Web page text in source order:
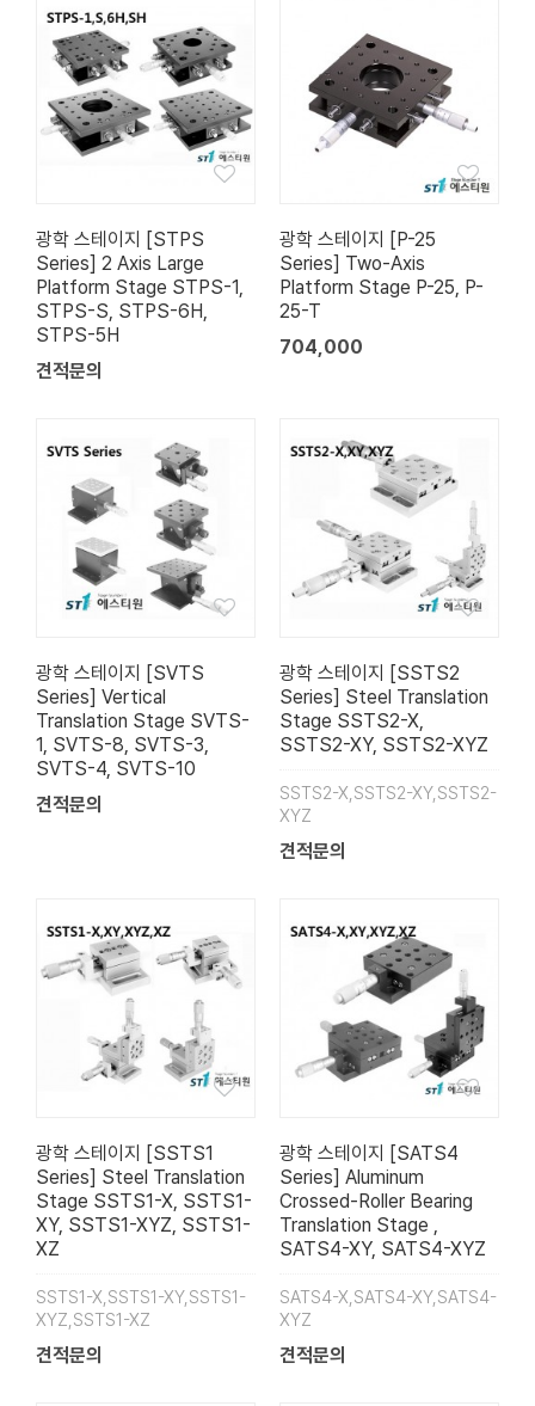
광학 스테이지 [STPS
Series] 2 Axis Large
Platform Stage STPS-1,
STPS-S, STPS-6H,
STPS-5H
견적문의
광학 스테이지 [P-25
Series] Two-Axis
Platform Stage P-25, P-
25-T
704,000
광학 스테이지 [SVTS
Series] Vertical
Translation Stage SVTS-
1, SVTS-8, SVTS-3,
SVTS-4, SVTS-10
견적문의
광학 스테이지 [SSTS2
Series] Steel Translation
Stage SSTS2-X,
SSTS2-XY, SSTS2-XYZ
SSTS2-X,SSTS2-XY,SSTS2-
XYZ
견적문의
광학 스테이지 [SSTS1
Series] Steel Translation
Stage SSTS1-X, SSTS1-
XY, SSTS1-XYZ, SSTS1-
XZ
SSTS1-X,SSTS1-XY,SSTS1-
XYZ,SSTS1-XZ
견적문의
광학 스테이지 [SATS4
Series] Aluminum
Crossed-Roller Bearing
Translation Stage ,
SATS4-XY, SATS4-XYZ
SATS4-X,SATS4-XY,SATS4-
XYZ
견적문의